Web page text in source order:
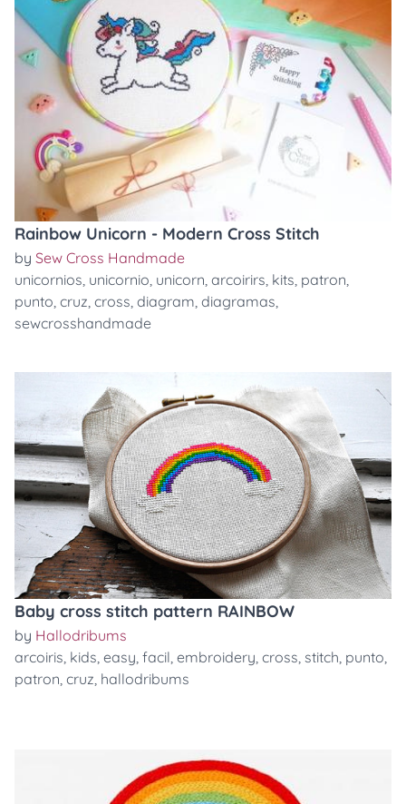
Rainbow Unicorn - Modern Cross Stitch
by Sew Cross Handmade
unicornios, unicornio, unicorn, arcoirirs, kits, patron,
punto, cruz, cross, diagram, diagramas,
sewcrosshandmade
Baby cross stitch pattern RAINBOW
by Hallodribums
arcoiris, kids, easy, facil, embroidery, cross, stitch, punto,
patron, cruz, hallodribums